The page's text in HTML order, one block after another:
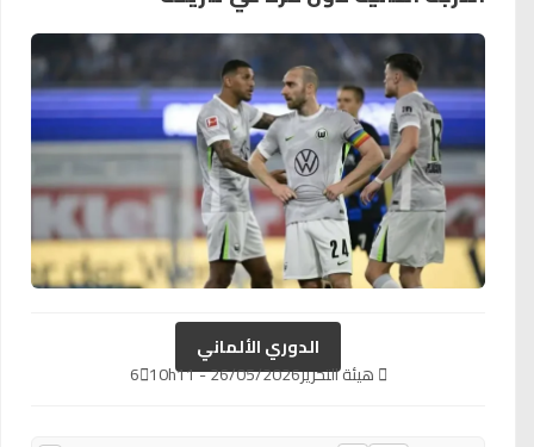
الدوري الألماني
هيئة التحرير26/05/2026 - 10h11
6